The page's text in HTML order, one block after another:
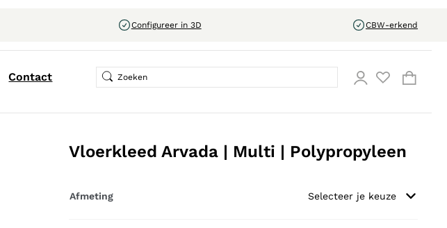
Configureer in 3D CBW-erkend
Contact
Vloerkleed Arvada | Multi | Polypropyleen
Afmeting Selecteer je keuze